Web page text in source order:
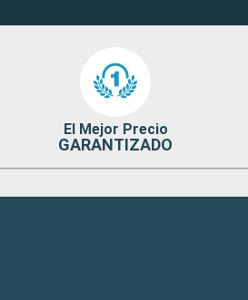
El Mejor Precio
GARANTIZADO